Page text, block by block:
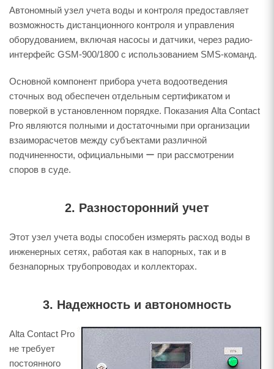
Автономный узел учета воды и контроля предоставляет
возможность дистанционного контроля и управления
оборудованием, включая насосы и датчики, через радио-
интерфейс GSM-900/1800 с использованием SMS-команд.
Основной компонент прибора учета водоотведения
сточных вод обеспечен отдельным сертификатом и
поверкой в установленном порядке. Показания Alta Contact
Pro являются полными и достаточными при организации
взаиморасчетов между субъектами различной
подчиненности, официальными ー при рассмотрении
споров в суде.
2. Разносторонний учет
Этот узел учета воды способен измерять расход воды в
инженерных сетях, работая как в напорных, так и в
безнапорных трубопроводах и коллекторах.
3. Надежность и автономность
Alta Contact Pro
не требует
постоянного